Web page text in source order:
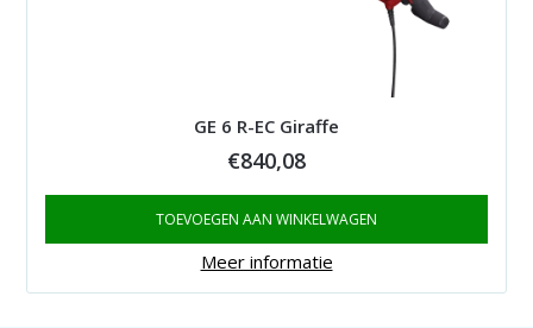
GE 6 R-EC Giraffe
€840,08
TOEVOEGEN AAN WINKELWAGEN
Meer informatie